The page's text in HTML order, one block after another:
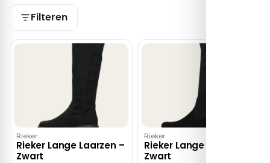
Filteren
Rieker
Rieker Lange Laarzen –
Zwart
Rieker
Rieker Lange Laarzen –
Zwart